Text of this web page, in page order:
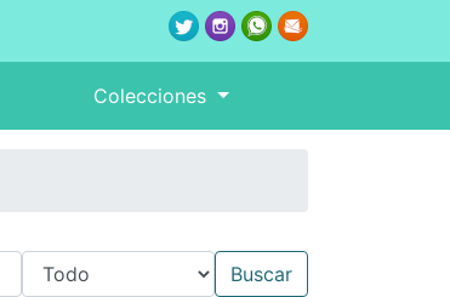
Colecciones